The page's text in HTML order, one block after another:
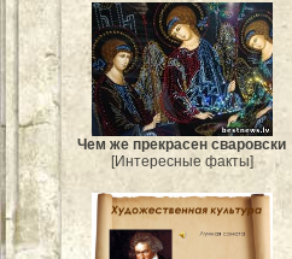
Чем же прекрасен сваровски
[Интересные факты]